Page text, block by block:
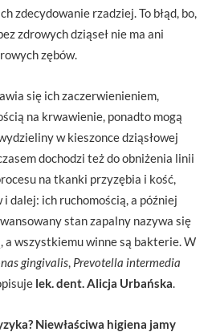
zdecydowanie rzadziej. To błąd, bo,
zdrowych dziąseł nie ma ani
zębów.
się ich zaczerwienieniem,
na krwawienie, ponadto mogą
w kieszonce dziąsłowej
dochodzi też do obniżenia linii
na tkanki przyzębia i kość,
dalej: ich ruchomością, a później
stan zapalny nazywa się
a wszystkiemu winne są bakterie. W
gingivalis Prevotella intermedia
lek. dent. Alicja Urbańska
Niewłaściwa higiena jamy